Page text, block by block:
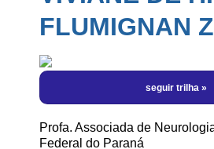
Manual do
Eu Vou! Kit Redes
Hotéis
Regras de
Meu Login
FLUMIGNAN
Profa. Associada de
Federal do Paraná